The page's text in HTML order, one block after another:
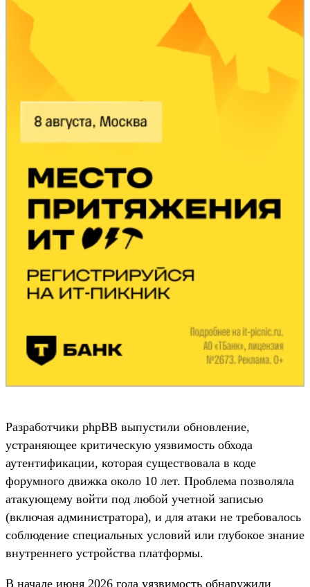
Разработчики phpBB выпустили обновление,
устраняющее критическую уязвимость обхода
аутентификации, которая существовала в коде
форумного движка около 10 лет. Проблема позволяла
атакующему войти под любой учетной записью
(включая администратора), и для атаки не требовалось
соблюдение специальных условий или глубокое знание
внутреннего устройства платформы.
В начале июня 2026 года уязвимость обнаружили